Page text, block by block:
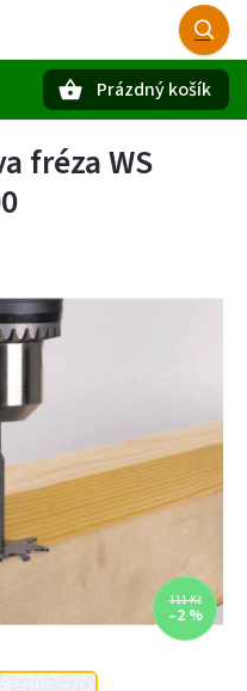
Prázdný košík
fréza WS
111 Kč
–2 %